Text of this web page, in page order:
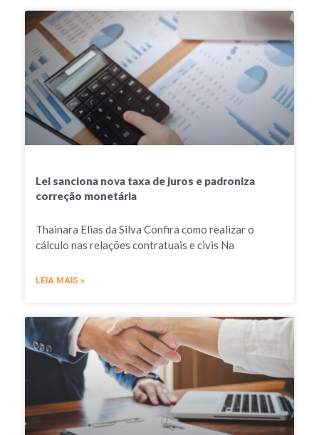
Lei sanciona nova taxa de juros e padroniza
correção monetária
Thainara Elias da Silva Confira como realizar o
cálculo nas relações contratuais e civis Na
LEIA MAIS »